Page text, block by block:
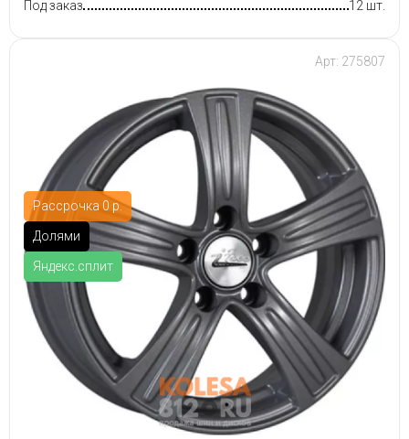
Под заказ 12 шт.
Рассрочка 0 р.
Долями
Яндекс.сплит
Арт: 275807